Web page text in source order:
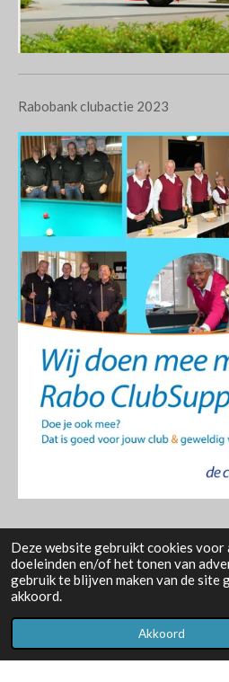
Deze website gebruikt cookies voor
doeleinden en/of het tonen van
gebruik te blijven maken van de site
akkoord.
Akkoord
Rabobank clubactie 2023
Maak jouw
JouwWeb